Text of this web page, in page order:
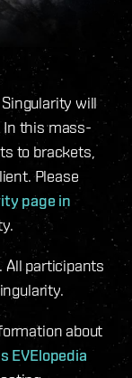
will
In this mass-
to brackets,
Please
page in
All participants
about
EVElopedia